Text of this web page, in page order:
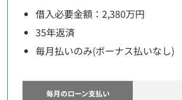
借入必要金額：2,380万円
35年返済
毎月払いのみ(ボーナス払いなし)
毎月のローン支払い